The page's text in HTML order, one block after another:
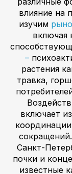
влияние на
изучим
включая
–
растения
травка,
включает
Санкт-
почки и
известные